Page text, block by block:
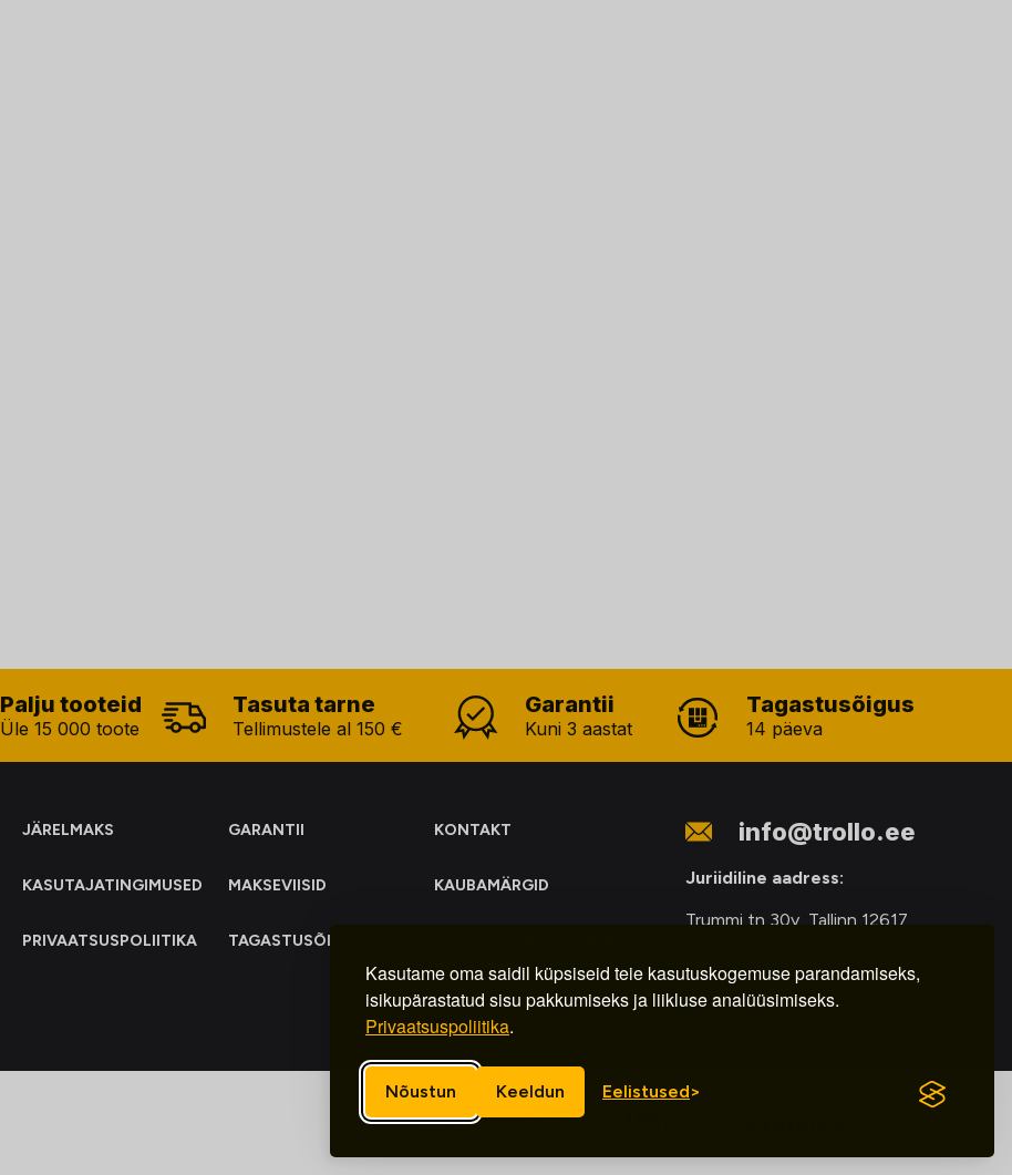
Kasutame oma saidil küpsiseid teie kasutuskogemuse parandamiseks,
isikupärastatud sisu pakkumiseks ja liikluse analüüsimiseks.
Privaatsuspoliitika.
Nõustun Keeldun Eelistused
Palju tooteid
Üle 15 000 toote
Tasuta tarne
Tellimustele al 150 €
Garantii
Kuni 3 aastat
Tagastusõigus
14 päeva
JÄRELMAKS GARANTII KONTAKT
KASUTAJATINGIMUSED MAKSEVIISID KAUBAMÄRGID
PRIVAATSUSPOLIITIKA TAGASTUSÕIGUS
KOGUMINE
info@trollo.ee
Juriidiline aadress:
Trummi tn 30y, Tallinn 12617
Kauba väljastamine:
E-R – 9.00 – 18.00